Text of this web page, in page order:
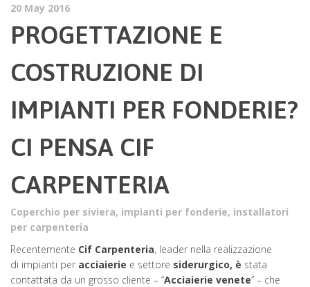
20 May 2016
PROGETTAZIONE E
COSTRUZIONE DI
IMPIANTI PER FONDERIE?
CI PENSA CIF
CARPENTERIA
Coperchio per siviera, impianti per fonderie, installatori
per carpenteria
Recentemente Cif Carpenteria, leader nella realizzazione
di impianti per acciaierie e settore siderurgico, è stata
contattata da un grosso cliente – “Acciaierie venete” – che